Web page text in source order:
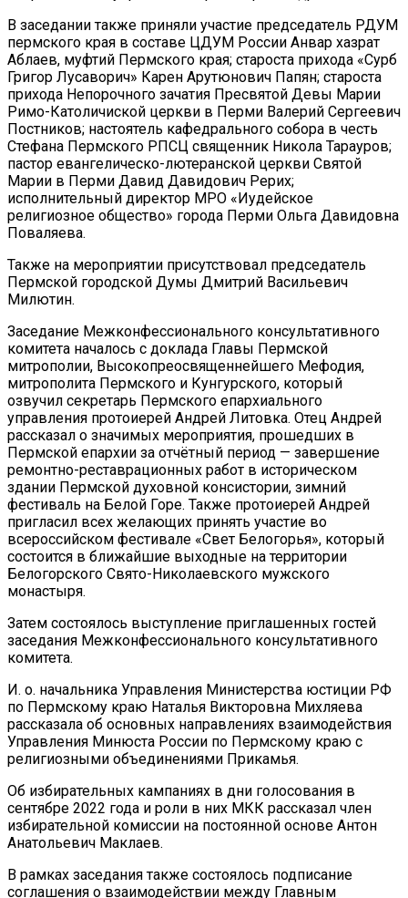
В заседании также приняли участие председатель РДУМ
пермского края в составе ЦДУМ России Анвар хазрат
Аблаев, муфтий Пермского края; староста прихода «Сурб
Григор Лусаворич» Карен Арутюнович Папян; староста
прихода Непорочного зачатия Пресвятой Девы Марии
Римо-Католичиской церкви в Перми Валерий Сергеевич
Постников; настоятель кафедрального собора в честь
Стефана Пермского РПСЦ священник Никола Тарауров;
пастор евангелическо-лютеранской церкви Святой
Марии в Перми Давид Давидович Рерих;
исполнительный директор МРО «Иудейское
религиозное общество» города Перми Ольга Давидовна
Поваляева.
Также на мероприятии присутствовал председатель
Пермской городской Думы Дмитрий Васильевич
Милютин.
Заседание Межконфессионального консультативного
комитета началось с доклада Главы Пермской
митрополии, Высокопреосвященнейшего Мефодия,
митрополита Пермского и Кунгурского, который
озвучил секретарь Пермского епархиального
управления протоиерей Андрей Литовка. Отец Андрей
рассказал о значимых мероприятия, прошедших в
Пермской епархии за отчётный период — завершение
ремонтно-реставрационных работ в историческом
здании Пермской духовной консистории, зимний
фестиваль на Белой Горе. Также протоиерей Андрей
пригласил всех желающих принять участие во
всероссийском фестивале «Свет Белогорья», который
состоится в ближайшие выходные на территории
Белогорского Свято-Николаевского мужского
монастыря.
Затем состоялось выступление приглашенных гостей
заседания Межконфессионального консультативного
комитета.
И. о. начальника Управления Министерства юстиции РФ
по Пермскому краю Наталья Викторовна Михляева
рассказала об основных направлениях взаимодействия
Управления Минюста России по Пермскому краю с
религиозными объединениями Прикамья.
Об избирательных кампаниях в дни голосования в
сентябре 2022 года и роли в них МКК рассказал член
избирательной комиссии на постоянной основе Антон
Анатольевич Маклаев.
В рамках заседания также состоялось подписание
соглашения о взаимодействии между Главным